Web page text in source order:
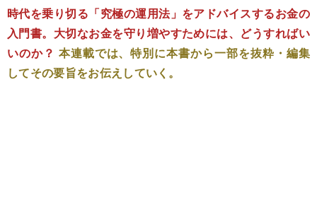
時代を乗り切る「究極の運用法」をアドバイスするお金の
入門書。大切なお金を守り増やすためには、どうすればい
いのか？ 本連載では、特別に本書から一部を抜粋・編集
してその要旨をお伝えしていく。